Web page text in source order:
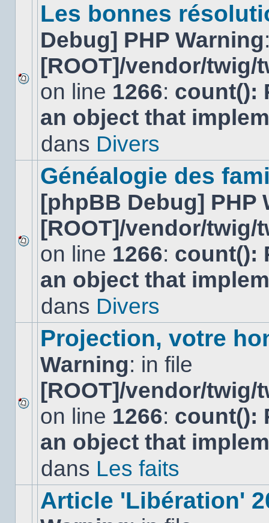
Aucun
nouveau
message
non-
dans
Les bonnes
Debug] PHP Warning
[ROOT]/vendor/
on line 1266: count():
an object that
dans Divers
Aucun
nouveau
message
non-
dans
Généalogie des
[phpBB Debug] PHP
[ROOT]/vendor/
on line 1266: count():
an object that
dans Divers
Aucun
nouveau
message
non-
dans
Projection, votre
Warning: in file
[ROOT]/vendor/
on line 1266: count():
an object that
dans Les faits
Article 'Libération'